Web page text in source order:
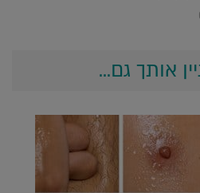
אותך גם...